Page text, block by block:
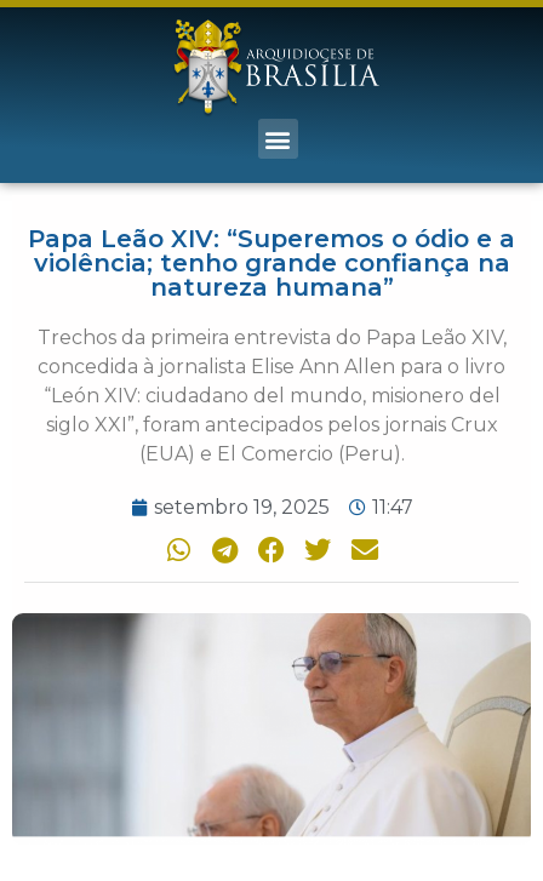
Papa Leão XIV: “Superemos o ódio e a
violência; tenho grande confiança na
natureza humana”
Trechos da primeira entrevista do Papa Leão XIV,
concedida à jornalista Elise Ann Allen para o livro
“León XIV: ciudadano del mundo, misionero del
siglo XXI”, foram antecipados pelos jornais Crux
(EUA) e El Comercio (Peru).
setembro 19, 2025 11:47